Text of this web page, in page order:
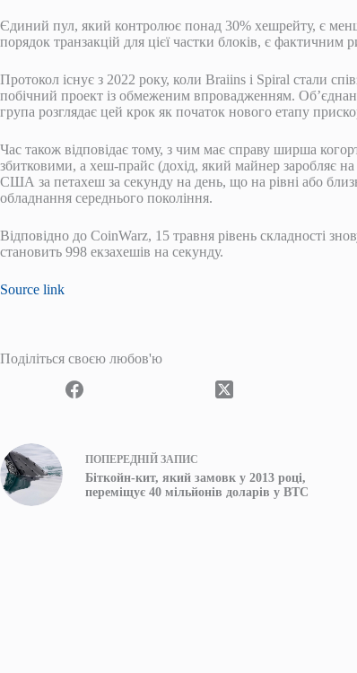
Єдиний пул, який контролює понад 30% хешрейту, є
порядок транзакцій для цієї частки блоків, є
Протокол існує з 2022 року, коли Braiins і Spiral стали
побічний проект із обмеженим впровадженням.
група розглядає цей крок як початок нового етапу
Час також відповідає тому, з чим має справу ширша
збитковими, а хеш-прайс (дохід, який майнер заробляє
США за петахеш за секунду на день, що на рівні або
обладнання середнього покоління.
Відповідно до CoinWarz, 15 травня рівень складності
становить 998 екзахешів на секунду.
Source link
Поділіться своєю любов'ю
ПОПЕРЕДНІЙ ЗАПИС
Біткойн-кит, який замовк у 2013 році,
переміщує 40 мільйонів доларів у BTC